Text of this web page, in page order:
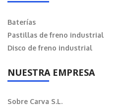
Baterías
Pastillas de freno industrial
Disco de freno industrial
NUESTRA EMPRESA
Sobre Carva S.L.